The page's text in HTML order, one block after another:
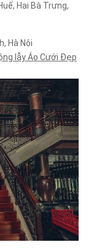
Hai Bà Trưng,
Hà Nội
lẫy Áo Cưới Đẹp